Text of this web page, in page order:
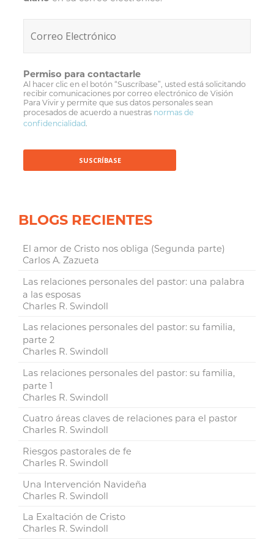
Permiso para contactarle
Al hacer clic en el botón “Suscríbase”, usted está solicitando
recibir comunicaciones por correo electrónico de Visión
Para Vivir y permite que sus datos personales sean
procesados de acuerdo a nuestras normas de
confidencialidad.
BLOGS RECIENTES
El amor de Cristo nos obliga (Segunda parte)
Carlos A. Zazueta
Las relaciones personales del pastor: una palabra
a las esposas
Charles R. Swindoll
Las relaciones personales del pastor: su familia,
parte 2
Charles R. Swindoll
Las relaciones personales del pastor: su familia,
parte 1
Charles R. Swindoll
Cuatro áreas claves de relaciones para el pastor
Charles R. Swindoll
Riesgos pastorales de fe
Charles R. Swindoll
Una Intervención Navideña
Charles R. Swindoll
La Exaltación de Cristo
Charles R. Swindoll